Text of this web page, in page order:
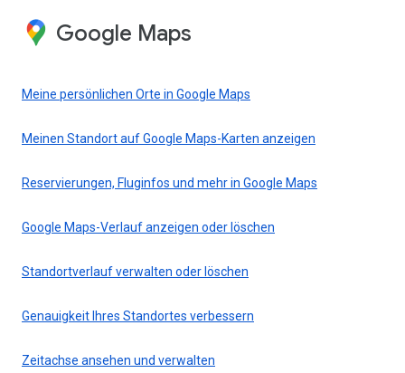
Google Maps
Meine persönlichen Orte in Google Maps
Meinen Standort auf Google Maps-Karten anzeigen
Reservierungen, Fluginfos und mehr in Google Maps
Google Maps-Verlauf anzeigen oder löschen
Standortverlauf verwalten oder löschen
Genauigkeit Ihres Standortes verbessern
Zeitachse ansehen und verwalten